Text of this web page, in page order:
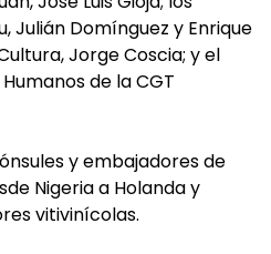
Julián Domínguez y Enrique
Jorge Coscia; y el
de la CGT
y embajadores de
Nigeria a Holanda y
vitivinícolas.